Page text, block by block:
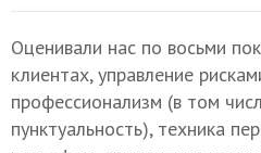
Оценивали нас по восьми
клиентах, управление
профессионализм (в том
пунктуальность), техника